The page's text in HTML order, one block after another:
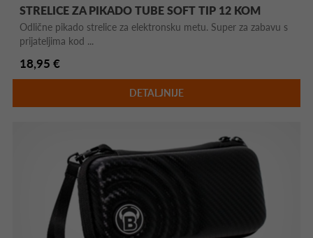
STRELICE ZA PIKADO TUBE SOFT TIP 12 KOM
Odlične pikado strelice za elektronsku metu. Super za zabavu s
prijateljima kod ...
18,95 €
DETALJNIJE